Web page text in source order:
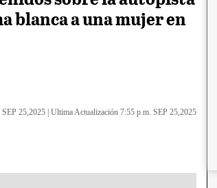
blanca a una mujer en
25,2025 | Ultima Actualización 7:55 p.m. SEP 25,2025